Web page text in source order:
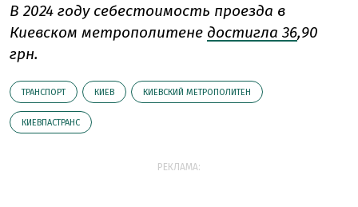
В 2024 году себестоимость проезда в
Киевском метрополитене достигла 36,90
грн.
ТРАНСПОРТ КИЕВ КИЕВСКИЙ МЕТРОПОЛИТЕН
КИЕВПАСТРАНС
РЕКЛАМА: